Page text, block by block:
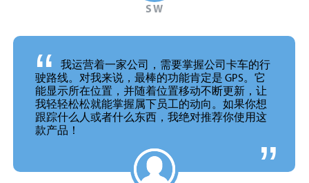
S W
“ 我运营着一家公司，需要掌握公司卡车的行
驶路线。对我来说，最棒的功能肯定是 GPS。它
能显示所在位置，并随着位置移动不断更新，让
我轻轻松松就能掌握属下员工的动向。如果你想
跟踪什么人或者什么东西，我绝对推荐你使用这
款产品！